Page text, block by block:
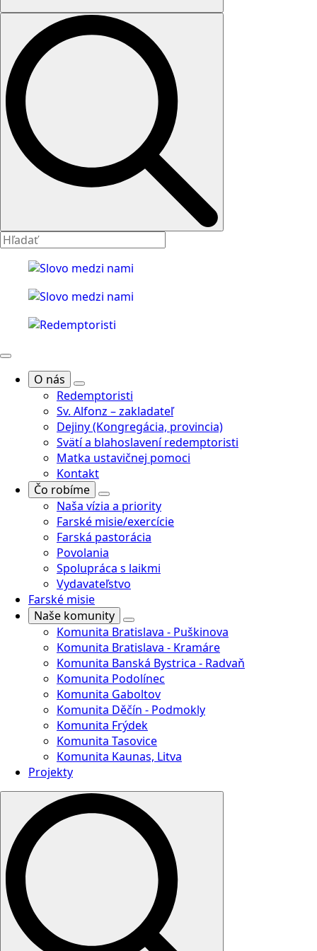
O nás
Redemptoristi
Sv. Alfonz – zakladateľ
Dejiny (Kongregácia, provincia)
Svätí a blahoslavení redemptoristi
Matka ustavičnej pomoci
Kontakt
Čo robíme
Naša vízia a priority
Farské misie/exercície
Farská pastorácia
Povolania
Spolupráca s laikmi
Vydavateľstvo
Farské misie
Naše komunity
Komunita Bratislava - Puškinova
Komunita Bratislava - Kramáre
Komunita Banská Bystrica - Radvaň
Komunita Podolínec
Komunita Gaboltov
Komunita Děčín - Podmokly
Komunita Frýdek
Komunita Tasovice
Komunita Kaunas, Litva
Projekty